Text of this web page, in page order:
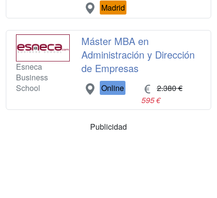
Madrid
Esneca
Business
School
Máster MBA en
Administración y Dirección
de Empresas
Online
2.380 €
595 €
Publicidad